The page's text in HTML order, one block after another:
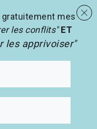
search
mes
les conflits" ET
les apprivoiser"